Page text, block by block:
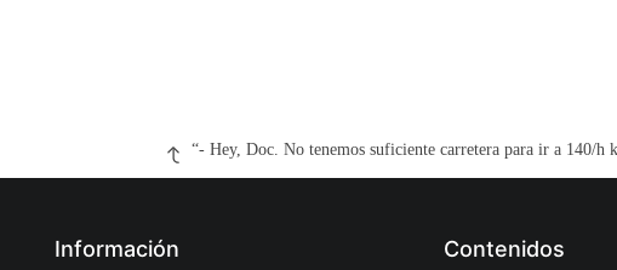
“- Hey, Doc. No tenemos suficiente carretera para ir a 140/h
Información Contenidos